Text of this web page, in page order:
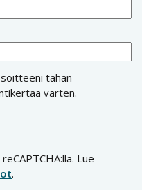
tähän
varten.
Lue
.